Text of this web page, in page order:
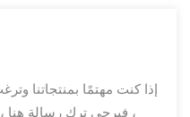
إذا كنت مهتمًا بمنتجاتنا
، فيرجى ترك رسالة